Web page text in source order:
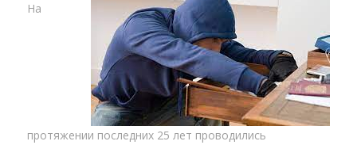
На
протяжении последних 25 лет проводились